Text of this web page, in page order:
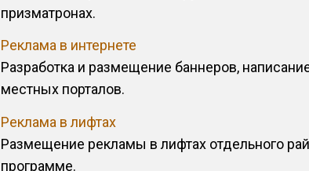
призматронах.
Реклама в интернете
Разработка и размещение баннеров,
местных порталов.
Реклама в лифтах
Размещение рекламы в лифтах отдельного
программе.